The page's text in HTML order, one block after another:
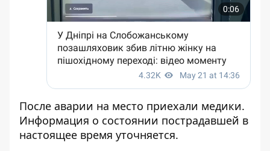
После аварии на место приехали медики.
Информация о состоянии пострадавшей в
настоящее время уточняется.